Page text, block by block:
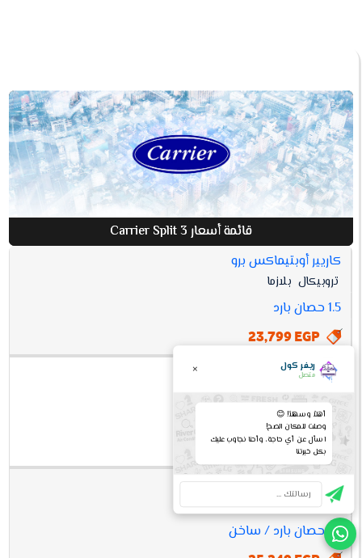
قائمة أسعار Carrier Split 3
افضل
أسعار
CARRIER
SPLIT 3
مواصفات
كاريير أوبتيماكس برو
تروبيكال بلازما
1.5 حصان بارد
23,799 EGP
كاريير اكس كول
تروبيكال بلازما
23,799 EGP
كاريير اوبتيماكس برو
تروبيكال
1.5 حصان بارد / ساخن
ريفر كول
متصل ×
أهلاً وسهلاً! 😊
وصلت للمكان الصح!
اسأل عن أي حاجة، وأحنا نجاوب عليك
بكل خبرتنا